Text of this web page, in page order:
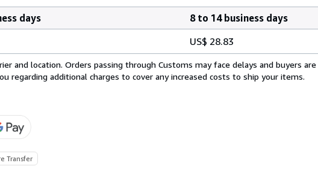
days
8 to 14 business days
US$ 28.83
and location. Orders passing through Customs may face delays and buyers
regarding additional charges to cover any increased costs to ship your items.
Transfer